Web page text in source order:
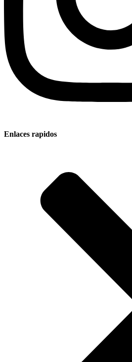
Enlaces rapidos